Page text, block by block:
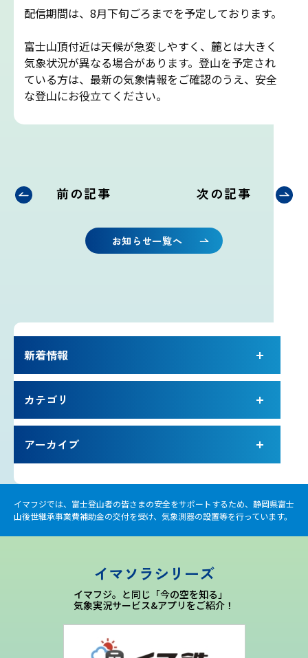
観天望気(かんてんぼうき)
富士山の登山シーズンと装備
富士登山ルールとマナー
気象測器設置プロジェクト
サイネージプロジェクト
お知らせ
プロフェッショナルのつぶやき
いまふじぃ～さんの部屋
プライバシーポリシー
お問い合わせ
配信期間は、8月下旬ごろまでを予定しております。
富士山頂付近は天候が急変しやすく、麓とは大きく
気象状況が異なる場合があります。登山を予定され
ている方は、最新の気象情報をご確認のうえ、安全
な登山にお役立てください。
前の記事
お知らせ一覧へ
次の記事
新着情報
カテゴリ
アーカイブ
イマフジでは、富士登山者の皆さまの安全をサポートするため、静岡県富士
山後世継承事業費補助金の交付を受け、気象測器の設置等を行っています。
イマソラシリーズ
イマフジ。と同じ「今の空を知る」
気象実況サービス&アプリをご紹介！